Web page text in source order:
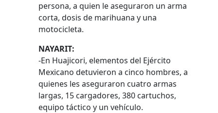
persona, a quien le aseguraron un arma
corta, dosis de marihuana y una
motocicleta.
NAYARIT:
-En Huajicori, elementos del Ejército
Mexicano detuvieron a cinco hombres, a
quienes les aseguraron cuatro armas
largas, 15 cargadores, 380 cartuchos,
equipo táctico y un vehículo.